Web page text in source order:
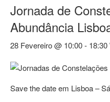
Jornada de
Abundância
28 Fevereiro @ 10:00- 18:30
Save the date em Lisboa –